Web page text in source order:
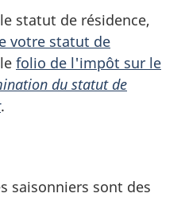
statut de résidence,
votre statut de
folio de l'impôt sur le
du statut de
.
saisonniers sont des